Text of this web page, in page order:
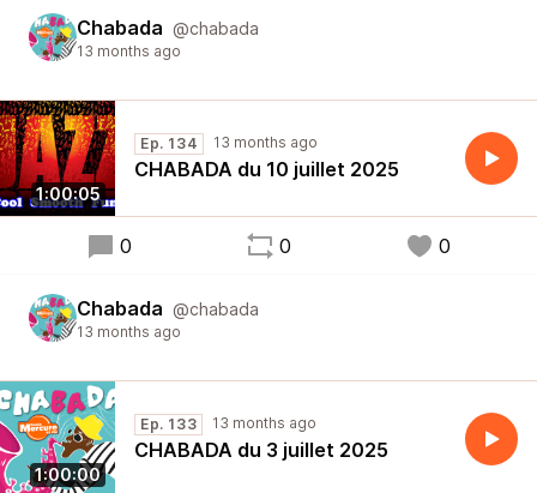
Chabada @chabada
13 months ago
1:00:05
Ep. 134 13 months ago
CHABADA du 10 juillet 2025
0 0 0
Chabada @chabada
13 months ago
1:00:00
Ep. 133 13 months ago
CHABADA du 3 juillet 2025